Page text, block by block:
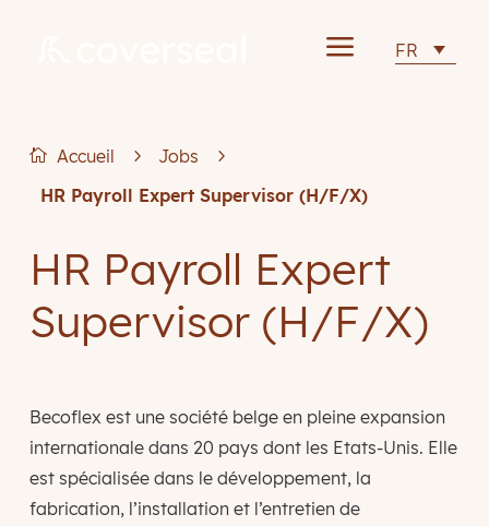
a FR
 Accueil 5 Jobs
5
HR Payroll Expert Supervisor (H/F/X)
HR Payroll Expert
Supervisor (H/F/X)
Becoflex est une société belge en pleine expansion
internationale dans 20 pays dont les Etats-Unis. Elle
est spécialisée dans le développement, la
fabrication, l’installation et l’entretien de